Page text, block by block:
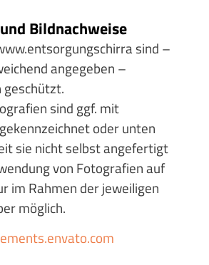
Bildnachweise
sind –
angegeben –
sind ggf. mit
oder unten
sie nicht selbst angefertigt
von Fotografien auf
im Rahmen der jeweiligen
möglich.